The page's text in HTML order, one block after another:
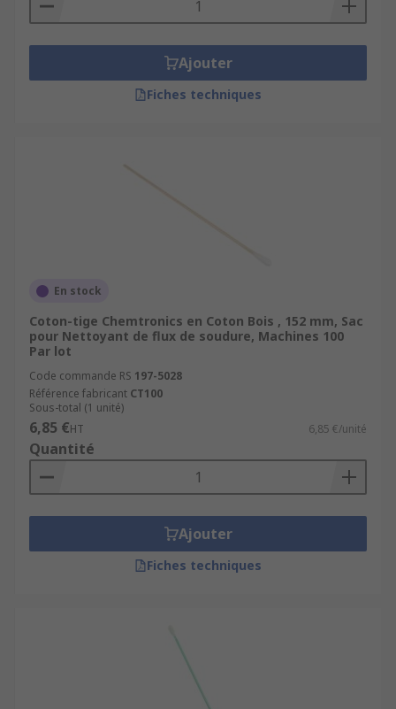
Ajouter
Fiches techniques
En stock
Coton-tige Chemtronics en Coton Bois , 152 mm, Sac
pour Nettoyant de flux de soudure, Machines 100
Par lot
Code commande RS 197-5028
Référence fabricant CT100
Sous-total (1 unité)
6,85 €HT 6,85 €/unité
Quantité
Ajouter
Fiches techniques